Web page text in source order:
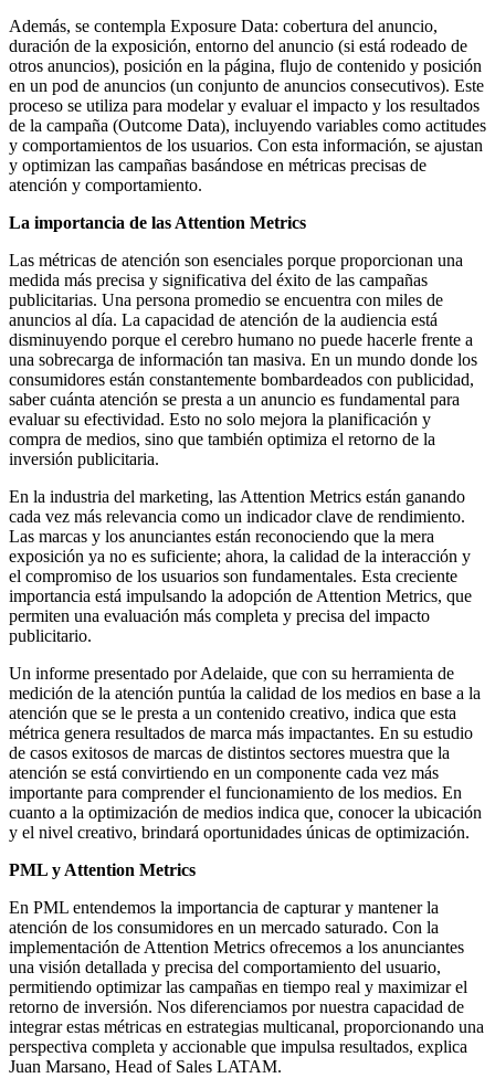
Además, se contempla Exposure Data: cobertura del anuncio,
duración de la exposición, entorno del anuncio (si está rodeado de
otros anuncios), posición en la página, flujo de contenido y posición
en un pod de anuncios (un conjunto de anuncios consecutivos). Este
proceso se utiliza para modelar y evaluar el impacto y los resultados
de la campaña (Outcome Data), incluyendo variables como actitudes
y comportamientos de los usuarios. Con esta información, se ajustan
y optimizan las campañas basándose en métricas precisas de
atención y comportamiento.
La importancia de las Attention Metrics
Las métricas de atención son esenciales porque proporcionan una
medida más precisa y significativa del éxito de las campañas
publicitarias. Una persona promedio se encuentra con miles de
anuncios al día. La capacidad de atención de la audiencia está
disminuyendo porque el cerebro humano no puede hacerle frente a
una sobrecarga de información tan masiva. En un mundo donde los
consumidores están constantemente bombardeados con publicidad,
saber cuánta atención se presta a un anuncio es fundamental para
evaluar su efectividad. Esto no solo mejora la planificación y
compra de medios, sino que también optimiza el retorno de la
inversión publicitaria.
En la industria del marketing, las Attention Metrics están ganando
cada vez más relevancia como un indicador clave de rendimiento.
Las marcas y los anunciantes están reconociendo que la mera
exposición ya no es suficiente; ahora, la calidad de la interacción y
el compromiso de los usuarios son fundamentales. Esta creciente
importancia está impulsando la adopción de Attention Metrics, que
permiten una evaluación más completa y precisa del impacto
publicitario.
Un informe presentado por Adelaide, que con su herramienta de
medición de la atención puntúa la calidad de los medios en base a la
atención que se le presta a un contenido creativo, indica que esta
métrica genera resultados de marca más impactantes. En su estudio
de casos exitosos de marcas de distintos sectores muestra que la
atención se está convirtiendo en un componente cada vez más
importante para comprender el funcionamiento de los medios. En
cuanto a la optimización de medios indica que, conocer la ubicación
y el nivel creativo, brindará oportunidades únicas de optimización.
PML y Attention Metrics
En PML entendemos la importancia de capturar y mantener la
atención de los consumidores en un mercado saturado. Con la
implementación de Attention Metrics ofrecemos a los anunciantes
una visión detallada y precisa del comportamiento del usuario,
permitiendo optimizar las campañas en tiempo real y maximizar el
retorno de inversión. Nos diferenciamos por nuestra capacidad de
integrar estas métricas en estrategias multicanal, proporcionando una
perspectiva completa y accionable que impulsa resultados, explica
Juan Marsano, Head of Sales LATAM.